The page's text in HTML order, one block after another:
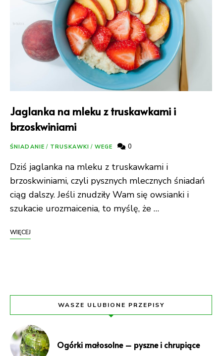
Jaglanka na mleku z truskawkami i
brzoskwiniami
ŚNIADANIE / TRUSKAWKI / WEGE 0
Dziś jaglanka na mleku z truskawkami i
brzoskwiniami, czyli pysznych mlecznych śniadań
ciąg dalszy. Jeśli znudziły Wam się owsianki i
szukacie urozmaicenia, to myślę, że …
WIĘCEJ
WASZE ULUBIONE PRZEPISY
Ogórki małosolne – pyszne i chrupiące